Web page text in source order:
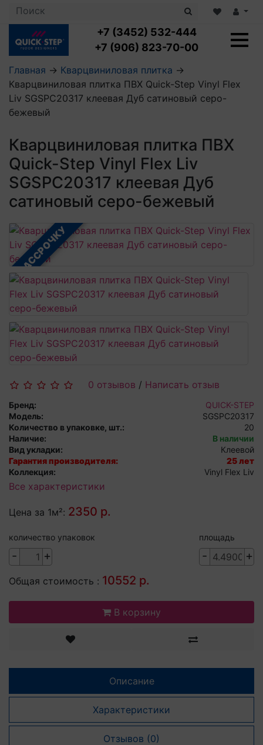
+7 (3452) 532-444
+7 (906) 823-70-00
Ламинат с укладкой
Ламинат 32 класс
Посмотреть все категории
LOC FLOOR PLUS
LOC FLOOR ARCTIC
Посмотреть все категории
Кварцвиниловая плитка с укладкой
Клеевая кварцвиниловая плитка
Виниловый ламинат
Кварцвинил SPC OASIS
Посмотреть все категории
Плинтус
Профили для ступеней
Подложка
Пороги
Посмотреть все категории
Аксессуары для стеновых панелей
Главная → Кварцвиниловая плитка →
Кварцвиниловая плитка ПВХ Quick-Step Vinyl Flex
Liv SGSPC20317 клеевая Дуб сатиновый серо-
бежевый
Кварцвиниловая плитка ПВХ
Quick-Step Vinyl Flex Liv
SGSPC20317 клеевая Дуб
сатиновый серо-бежевый
В РАССРОЧКУ
0 отзывов / Написать отзыв
Бренд:
QUICK-STEP
Модель:
SGSPC20317
Количество в упаковке, шт.:
20
Наличие:
В наличии
Вид укладки:
Клеевой
Гарантия производителя:
25 лет
Коллекция:
Vinyl Flex Liv
Все характеристики
Цена за 1м²: 2350 р.
количество упаковок
- +
площадь
- +
Общая стоимость : 10552 р.
В корзину
Описание
Характеристики
Отзывов (0)